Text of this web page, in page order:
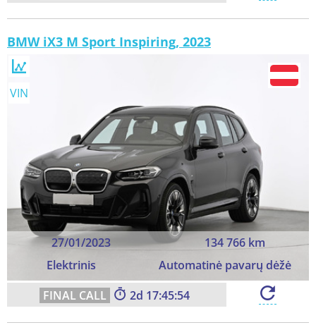
BMW iX3 M Sport Inspiring, 2023
27/01/2023
134 766 km
Elektrinis
Automatinė pavarų dėžė
VIN
2 17:45:52